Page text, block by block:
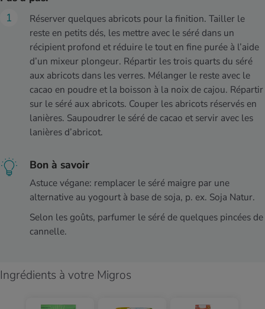
Réserver quelques abricots pour la finition. Tailler le
reste en petits dés, les mettre avec le séré dans un
récipient profond et réduire le tout en fine purée à l’aide
d’un mixeur plongeur. Répartir les trois quarts du séré
aux abricots dans les verres. Mélanger le reste avec le
cacao en poudre et la boisson à la noix de cajou. Répartir
sur le séré aux abricots. Couper les abricots réservés en
lanières. Saupoudrer le séré de cacao et servir avec les
lanières d’abricot.
Bon à savoir
Astuce végane: remplacer le séré maigre par une
alternative au yogourt à base de soja, p. ex. Soja Natur.
Selon les goûts, parfumer le séré de quelques pincées de
cannelle.
Ingrédients à votre Migros